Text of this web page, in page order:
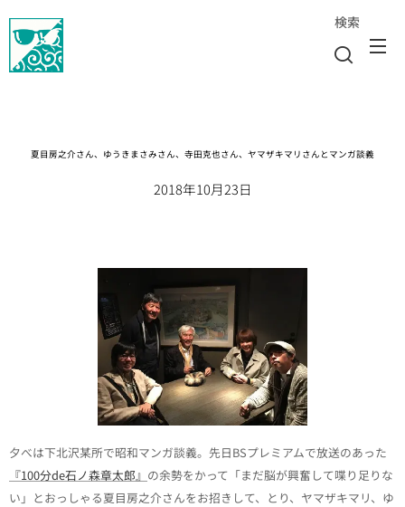
検索
夏目房之介さん、ゆうきまさみさん、寺田克也さん、ヤマザキマリさんとマンガ談義
2018年10月23日
夕べは下北沢某所で昭和マンガ談義。先日BSプレミアムで放送のあった
『100分de石ノ森章太郎』 の余勢をかって「まだ脳が興奮して喋り足りな
い」とおっしゃる夏目房之介さんをお招きして、とり、ヤマザキマリ、ゆ